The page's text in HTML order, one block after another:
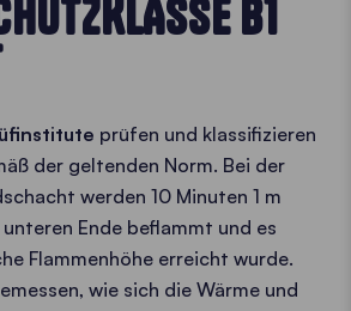
B1
prüfen und klassifizieren
der geltenden Norm. Bei der
werden 10 Minuten 1 m
Ende beflammt und es
Flammenhöhe erreicht wurde.
wie sich die Wärme und